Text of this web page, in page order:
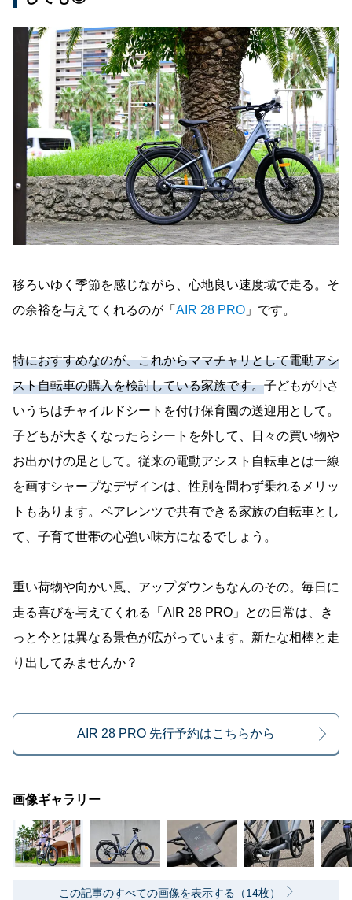
移ろいゆく季節を感じながら、心地良い速度域で走る。そ
の余裕を与えてくれるのが「 AIR 28 PRO 」です。
特におすすめなのが、これからママチャリとして電動アシ
スト自転車の購入を検討している家族です。子どもが小さ
いうちはチャイルドシートを付け保育園の送迎用として。
子どもが大きくなったらシートを外して、日々の買い物や
お出かけの足として。従来の電動アシスト自転車とは一線
を画すシャープなデザインは、性別を問わず乗れるメリッ
トもあります。ペアレンツで共有できる家族の自転車とし
て、子育て世帯の心強い味方になるでしょう。
重い荷物や向かい風、アップダウンもなんのその。毎日に
走る喜びを与えてくれる「AIR 28 PRO」との日常は、き
っと今とは異なる景色が広がっています。新たな相棒と走
り出してみませんか？
AIR 28 PRO 先行予約はこちらから
画像ギャラリー
この記事のすべての画像を表示する（14枚）